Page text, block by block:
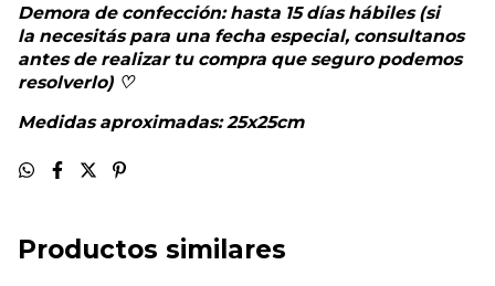
Demora de confección: hasta 15 días hábiles (si
la necesitás para una fecha especial, consultanos
antes de realizar tu compra que seguro podemos
resolverlo) ♡
Medidas aproximadas: 25x25cm
Productos similares